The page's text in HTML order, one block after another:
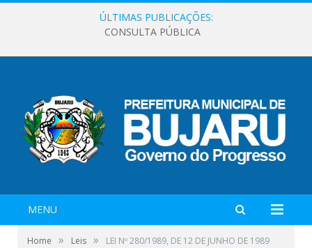
ÚLTIMAS PUBLICAÇÕES:
CONSULTA PÚBLICA
MENU
Home » Leis » LEI Nº 280/1989, DE 12 DE JUNHO DE 1989